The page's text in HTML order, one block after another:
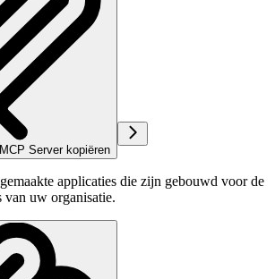
MCP Server kopiëren
applicaties die zijn gebouwd voor de
uw organisatie.